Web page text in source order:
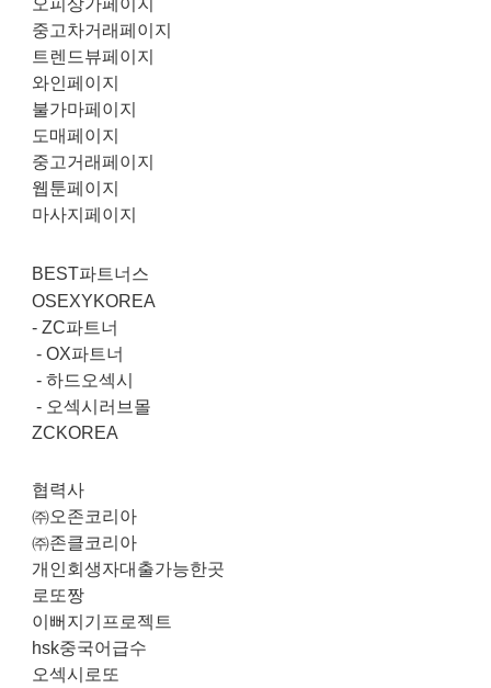
오피상가페이지
중고차거래페이지
트렌드뷰페이지
와인페이지
불가마페이지
도매페이지
중고거래페이지
웹툰페이지
마사지페이지
BEST파트너스
OSEXYKOREA
-ZC파트너
-OX파트너
-하드오섹시
- 오섹시러브몰
ZCKOREA
협력사
㈜오존코리아
㈜존클코리아
개인회생자대출가능한곳
로또짱
이뻐지기프로젝트
hsk중국어급수
오섹시로또